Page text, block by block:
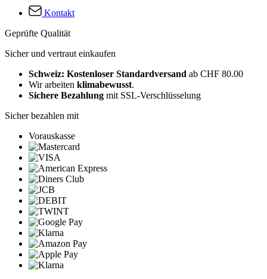
Kontakt
Geprüfte Qualität
Sicher und vertraut einkaufen
Schweiz: Kostenloser Standardversand ab CHF 80.00
Wir arbeiten klimabewusst.
Sichere Bezahlung mit SSL-Verschlüsselung
Sicher bezahlen mit
Vorauskasse